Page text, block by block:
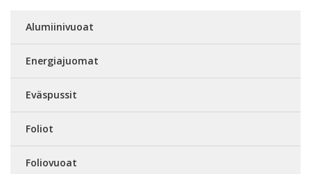
Alumiinivuoat
Energiajuomat
Eväspussit
Foliot
Foliovuoat